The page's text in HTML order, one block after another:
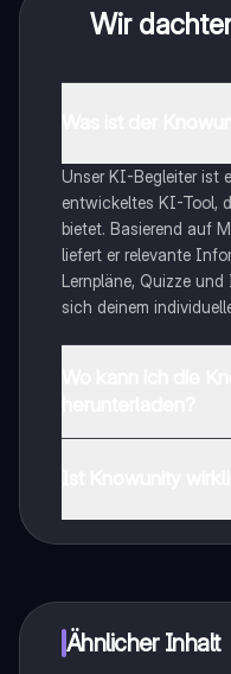
Wir
Unser KI-Begleiter ist
entwickeltes KI-Tool,
bietet. Basierend auf
liefert er relevante
Lernpläne, Quizze
sich deinem
Ähnlicher Inhalt